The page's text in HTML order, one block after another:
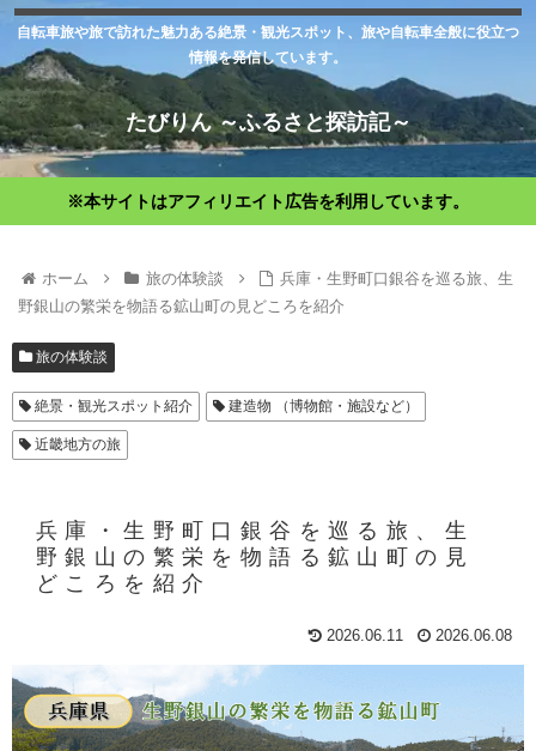
自転車旅や旅で訪れた魅力ある絶景・観光スポット、旅や自転車全般に役立つ
情報を発信しています。
たびりん ～ふるさと探訪記～
※本サイトはアフィリエイト広告を利用しています。
ホーム 旅の体験談
兵庫・生野町口銀谷を巡る旅、生
野銀山の繁栄を物語る鉱山町の見どころを紹介
旅の体験談
絶景・観光スポット紹介 建造物 （博物館・施設など）
近畿地方の旅
兵庫・生野町口銀谷を巡る旅、生
野銀山の繁栄を物語る鉱山町の見
どころを紹介
2026.06.11 2026.06.08